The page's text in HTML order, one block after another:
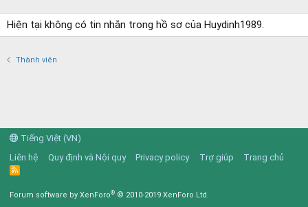
Hiện tại không có tin nhắn trong hồ sơ của Huydinh1989.
Thành viên
Tiếng Việt (VN)
Liên hệ
Quy định và Nội quy Privacy policy Trợ giúp Trang chủ
R
S
Forum software by XenForo® © 2010-2019 XenForo Ltd.